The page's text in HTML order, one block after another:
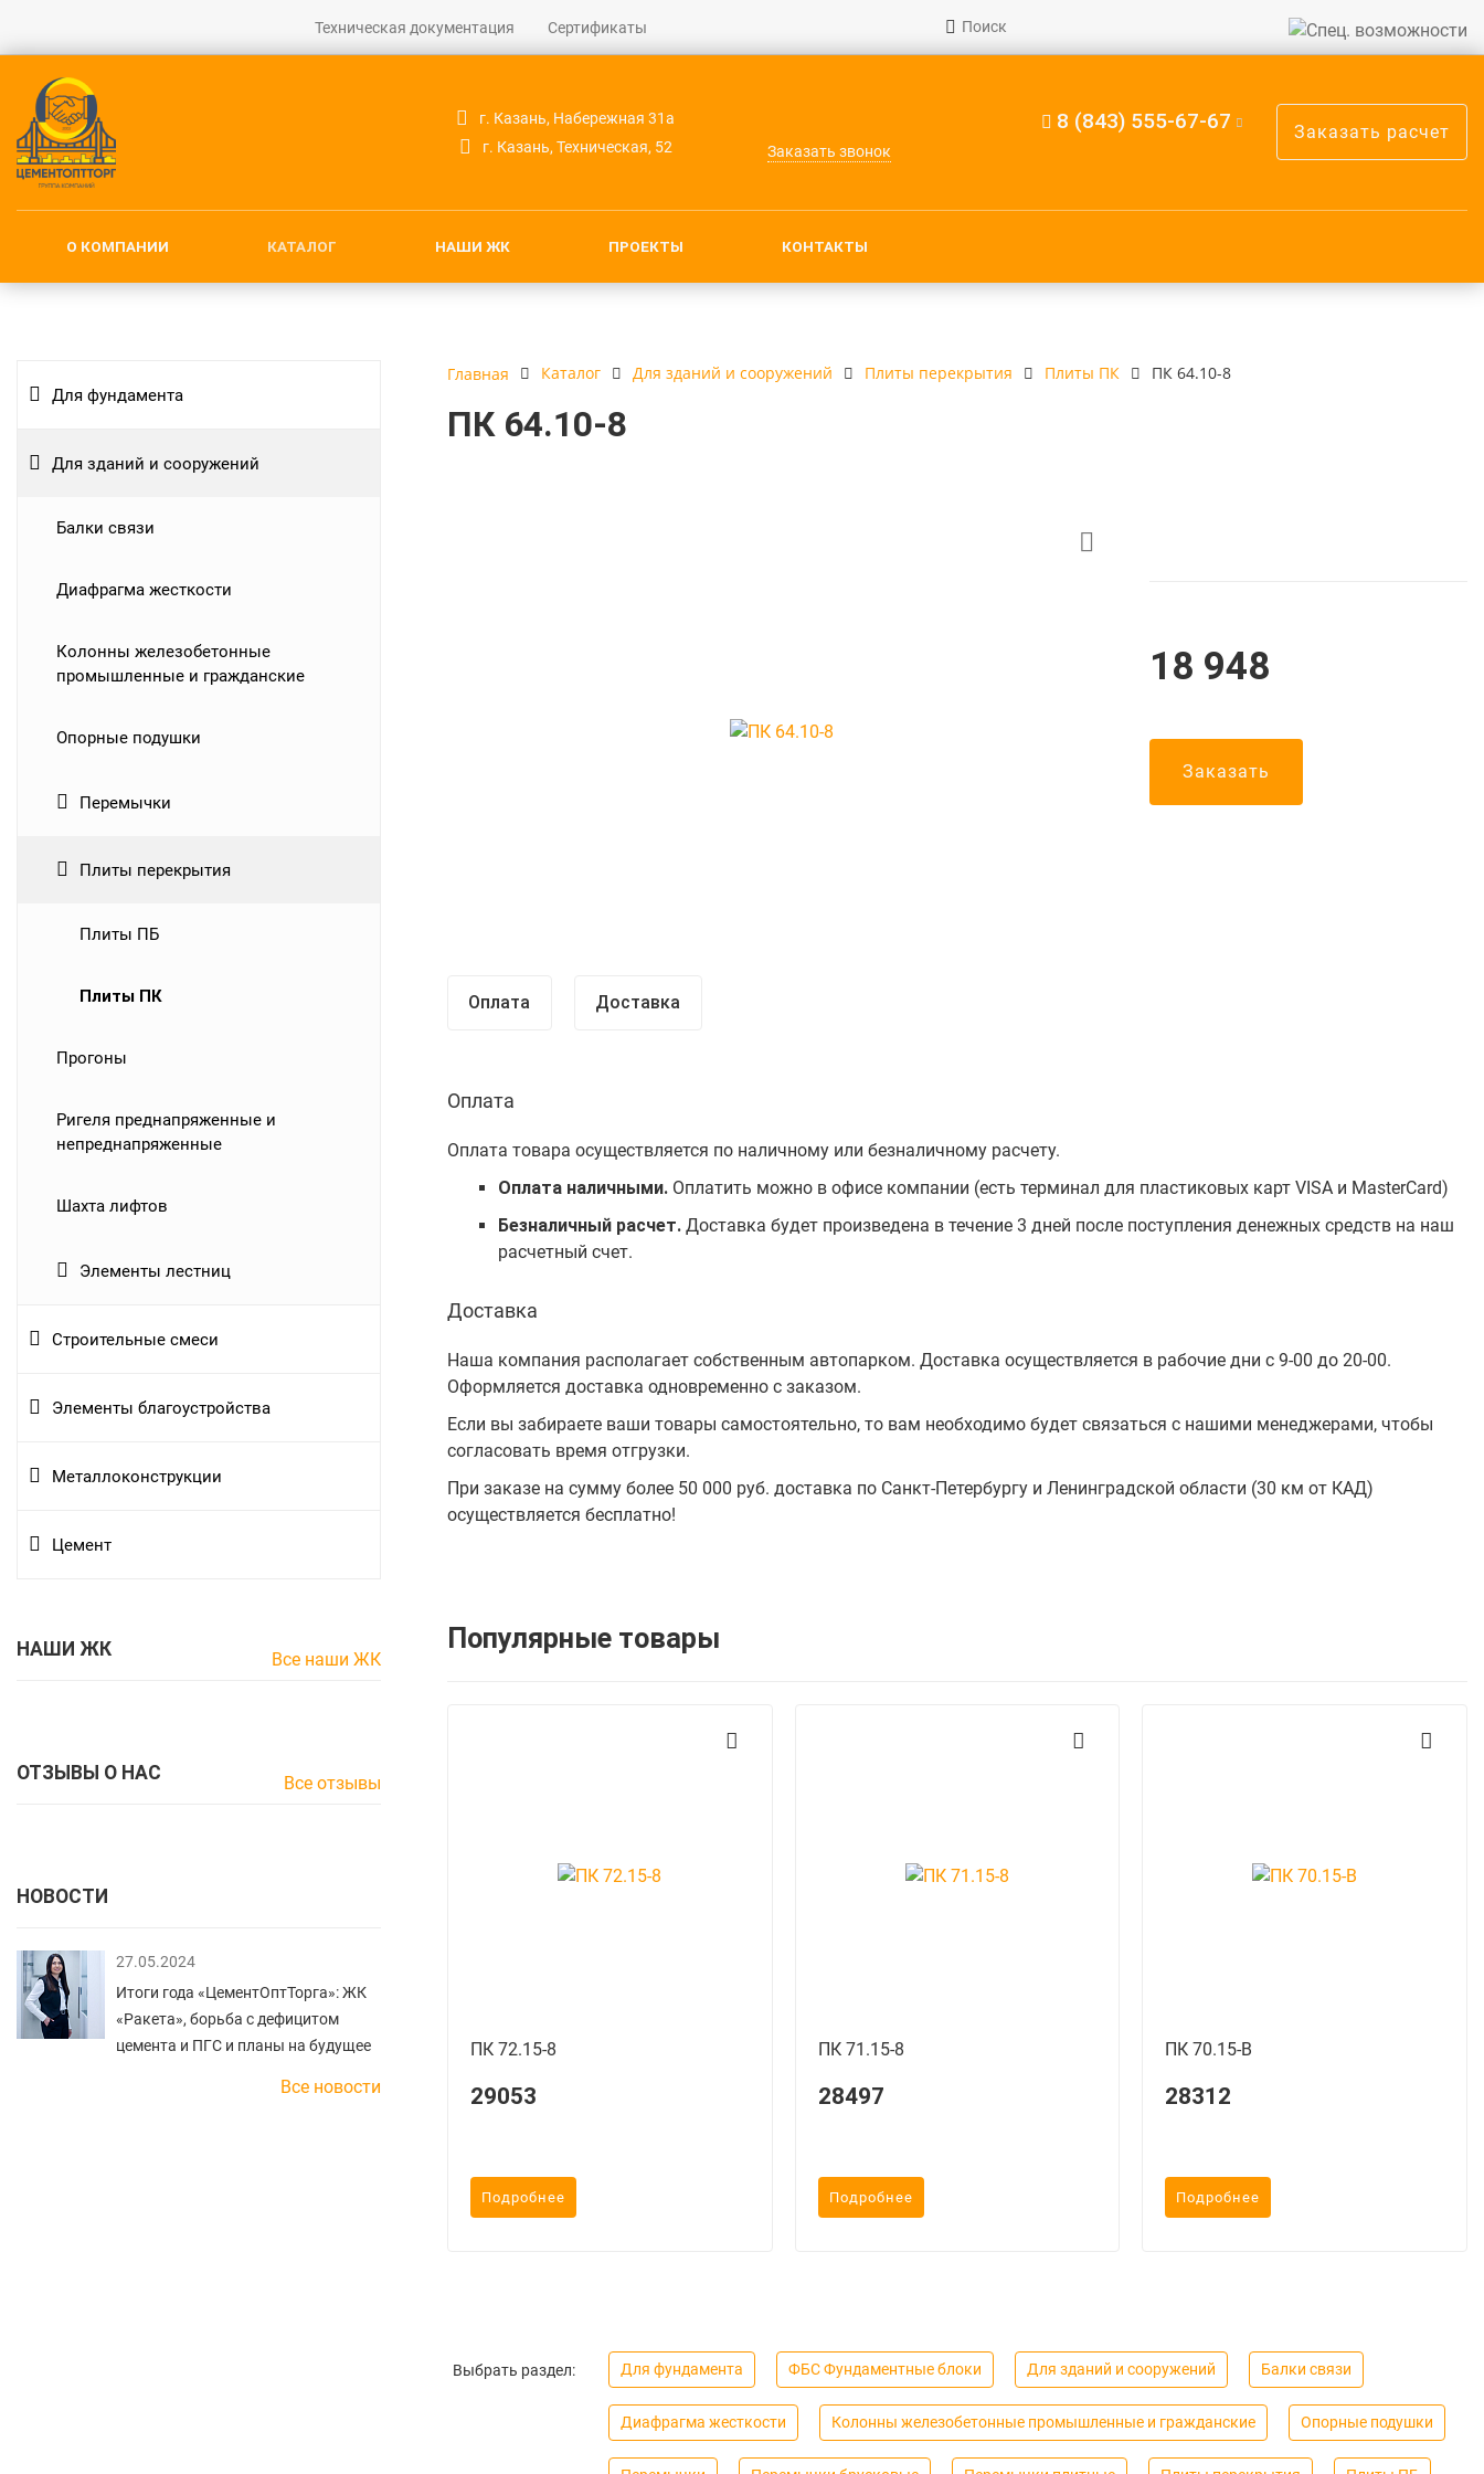
Техническая документация Сертификаты Поиск
г. Казань, Набережная 31а
г. Казань, Техническая, 52
8 (843) 555-67-67
Заказать звонок
Заказать расчет
О КОМПАНИИ КАТАЛОГ НАШИ ЖК ПРОЕКТЫ КОНТАКТЫ
Для фундамента
Для зданий и сооружений
Балки связи
Диафрагма жесткости
Колонны железобетонные
промышленные и гражданские
Опорные подушки
Перемычки
Плиты перекрытия
Плиты ПБ
Плиты ПК
Прогоны
Ригеля преднапряженные и
непреднапряженные
Шахта лифтов
Элементы лестниц
Строительные смеси
Элементы благоустройства
Металлоконструкции
Цемент
НАШИ ЖК Все наши ЖК
ОТЗЫВЫ О НАС Все отзывы
НОВОСТИ
27.05.2024
Итоги года «ЦементОптТорга»: ЖК
«Ракета», борьба с дефицитом
цемента и ПГС и планы на будущее
Все новости
Главная Каталог Для зданий и сооружений Плиты перекрытия Плиты ПК ПК 64.10-8
ПК 64.10-8
18 948
Заказать
Оплата Доставка
Оплата
Оплата товара осуществляется по наличному или безналичному расчету.
Оплата наличными. Оплатить можно в офисе компании (есть терминал для пластиковых карт VISA и MasterCard)
Безналичный расчет. Доставка будет произведена в течение 3 дней после поступления денежных средств на наш
расчетный счет.
Доставка
Наша компания располагает собственным автопарком. Доставка осуществляется в рабочие дни с 9-00 до 20-00.
Оформляется доставка одновременно с заказом.
Если вы забираете ваши товары самостоятельно, то вам необходимо будет связаться с нашими менеджерами, чтобы
согласовать время отгрузки.
При заказе на сумму более 50 000 руб. доставка по Санкт-Петербургу и Ленинградской области (30 км от КАД)
осуществляется бесплатно!
Популярные товары
ПК 72.15-8
29053
Подробнее
ПК 71.15-8
28497
Подробнее
ПК 70.15-B
28312
Подробнее
Выбрать раздел: Для фундамента ФБС Фундаментные блоки Для зданий и сооружений Балки связи
Диафрагма жесткости Колонны железобетонные промышленные и гражданские Опорные подушки